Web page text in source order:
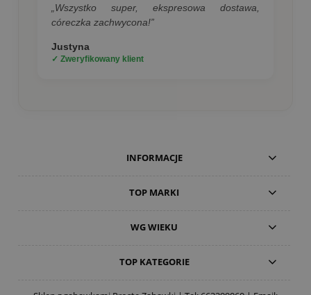
„Wszystko super, ekspresowa dostawa,
córeczka zachwycona!”
Justyna
✓ Zweryfikowany klient
INFORMACJE
TOP MARKI
WG WIEKU
TOP KATEGORIE